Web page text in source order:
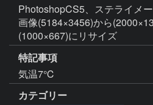
PhotoshopCS5、ステライメ
画像(5184×3456)から
(1000×667)にリサイズ
特記事項
気温7℃
カテゴリー